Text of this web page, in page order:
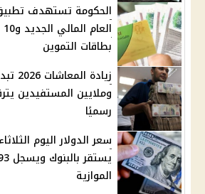
الحكومة تستهدف
بطاقات التموين
زيادة
وملايين المستفيدين
رسميًا
الموازية